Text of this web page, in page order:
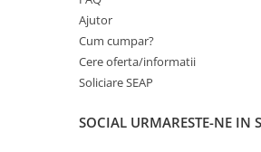
Adaptoare PCI / PCIe
Periferice PC
Kit mouse si tastatura
Ajutor
Cum cumpar?
Cere oferta/informatii
Soliciare SEAP
SOCIAL URMARESTE-NE IN